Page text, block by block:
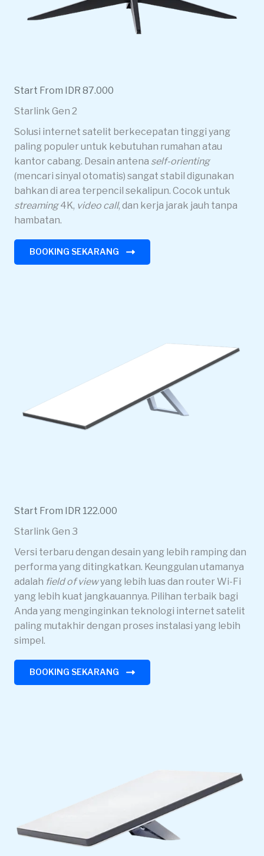
Start From IDR 87.000
Starlink Gen 2
Solusi internet satelit berkecepatan tinggi yang
paling populer untuk kebutuhan rumahan atau
kantor cabang. Desain antena self-orienting
(mencari sinyal otomatis) sangat stabil digunakan
bahkan di area terpencil sekalipun. Cocok untuk
streaming4K, video call, dan kerja jarak jauh tanpa
hambatan.
BOOKING SEKARANG
Start From IDR 122.000
Starlink Gen 3
Versi terbaru dengan desain yang lebih ramping dan
performa yang ditingkatkan. Keunggulan utamanya
adalah field of viewyang lebih luas dan router Wi-Fi
yang lebih kuat jangkauannya. Pilihan terbaik bagi
Anda yang menginginkan teknologi internet satelit
paling mutakhir dengan proses instalasi yang lebih
simpel.
BOOKING SEKARANG